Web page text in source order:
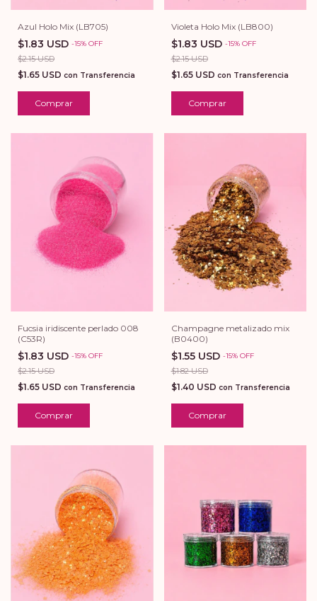
Azul Holo Mix (LB705)
$1.83 USD -15% OFF
$2.15 USD
$1.65 USD con Transferencia
Comprar
Violeta Holo Mix (LB800)
$1.83 USD -15% OFF
$2.15 USD
$1.65 USD con Transferencia
Comprar
Fucsia iridiscente perlado 008
(C53R)
$1.83 USD -15% OFF
$2.15 USD
$1.65 USD con Transferencia
Comprar
Champagne metalizado mix
(B0400)
$1.55 USD -15% OFF
$1.82 USD
$1.40 USD con Transferencia
Comprar